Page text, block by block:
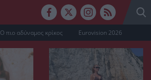
Ο πιο αδύναμος κρίκος Eurovision 2026